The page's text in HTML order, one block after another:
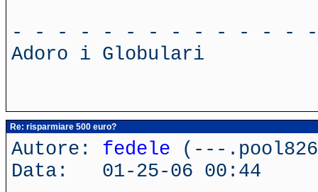
- - - - - - - - - - - - -
Adoro i Globulari
Re: risparmiare 500 euro?
Autore: fedele (---
Data: 01-25-06 00:44